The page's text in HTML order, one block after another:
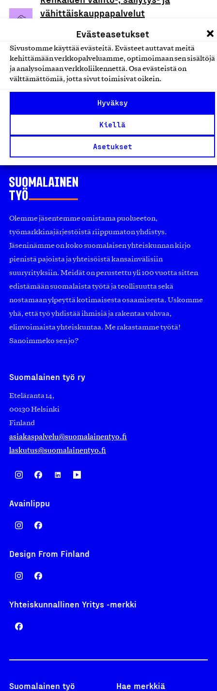
Evästeasetukset
Sivustomme käyttää evästeitä. Evästeet auttavat meitä
kehittämään verkkopalveluamme, optimoimaan sen sisältöjä
ja analysoimaan verkkoliikennettä. Osa evästeistä on
välttämättömiä, jotta sivut toimisivat oikein.
Hyväksy
Kiellä
Asetukset
vähittäiskauppapalvelut
Trukkien vähittäiskauppa-,
vuokraus- ja huoltopalvelut
Olemme jäsentemme omistama puolueeton,
työmarkkinajärjestöistä riippumaton yhdistys.
Jäseninämme on koko suomalaisen yhteiskunnan kirjo
pienistä pajoista ja yhteisöistä kansainvälisiin
suuryrityksiin. Meidät on perustettu yli 100 vuotta sitten
edistämään suomalaista työtä ja teollisuutta sekä
nostamaan ylpeyttä kotimaisesta osaamisesta. Uskomme
yhä, että työ yhdistää ihmisiä ja rakentaa vahvaa,
elinvoimaista yhteiskuntaa. Me rakastamme työtä!
Sanoimmeko sen jo?
Suomalainen työ ry
Eteläranta 14,
00130 Helsinki
Finland
asiakaspalvelu@suomalainentyo.fi
laskutus@suomalainentyo.fi
Avainlippu
Design From Finland
Yhteiskunnallinen Yritys -merkki
Suomalainen työ Hae merkkiä